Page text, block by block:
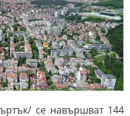
се навършват 144